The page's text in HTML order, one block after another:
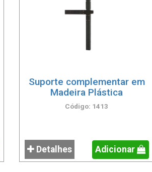
Suporte complementar em
Madeira Plástica
Código: 1413
Detalhes Adicionar